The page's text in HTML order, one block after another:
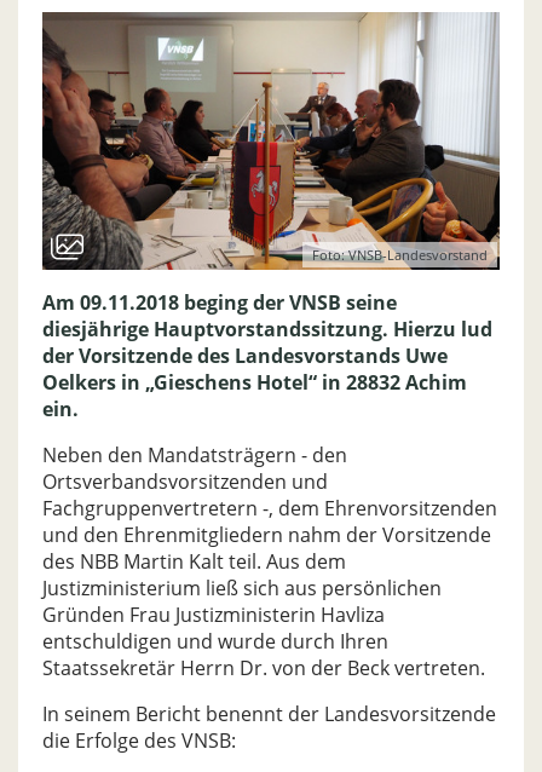
Foto: VNSB-Landesvorstand
Am 09.11.2018 beging der VNSB seine
diesjährige Hauptvorstandssitzung. Hierzu lud
der Vorsitzende des Landesvorstands Uwe
Oelkers in „Gieschens Hotel“ in 28832 Achim
ein.
Neben den Mandatsträgern - den
Ortsverbandsvorsitzenden und
Fachgruppenvertretern -, dem Ehrenvorsitzenden
und den Ehrenmitgliedern nahm der Vorsitzende
des NBB Martin Kalt teil. Aus dem
Justizministerium ließ sich aus persönlichen
Gründen Frau Justizministerin Havliza
entschuldigen und wurde durch Ihren
Staatssekretär Herrn Dr. von der Beck vertreten.
In seinem Bericht benennt der Landesvorsitzende
die Erfolge des VNSB: